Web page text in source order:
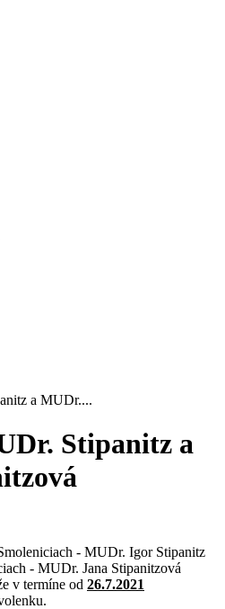
a MUDr....
Stipanitz a
- MUDr. Igor Stipanitz
- MUDr. Jana Stipanitzová
v termíne od 26.7.2021